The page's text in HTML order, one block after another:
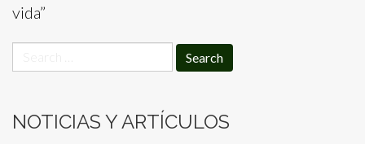
vida”
for:
NOTICIAS Y ARTÍCULOS